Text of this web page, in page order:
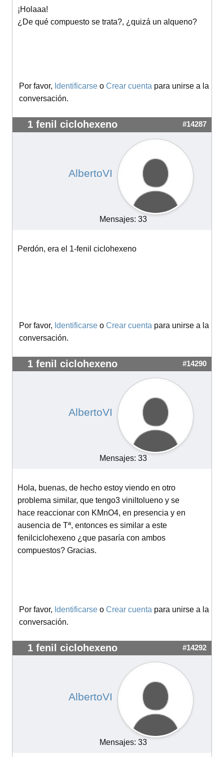
¡Holaaa!
¿De qué compuesto se trata?, ¿quizá un alqueno?
Por favor, Identificarse o Crear cuenta para unirse a la
conversación.
1 fenil ciclohexeno #14287
AlbertoVI
Mensajes: 33
Perdón, era el 1-fenil ciclohexeno
Por favor, Identificarse o Crear cuenta para unirse a la
conversación.
1 fenil ciclohexeno #14290
AlbertoVI
Mensajes: 33
Hola, buenas, de hecho estoy viendo en otro
problema similar, que tengo3 viniltolueno y se
hace reaccionar con KMnO4, en presencia y en
ausencia de Tª, entonces es similar a este
fenilciclohexeno ¿que pasaría con ambos
compuestos? Gracias.
Por favor, Identificarse o Crear cuenta para unirse a la
conversación.
1 fenil ciclohexeno #14292
AlbertoVI
Mensajes: 33